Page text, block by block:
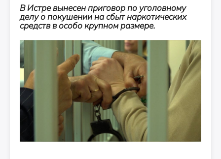
В Истре вынесен приговор по уголовному
делу о покушении на сбыт наркотических
средств в особо крупном размере.